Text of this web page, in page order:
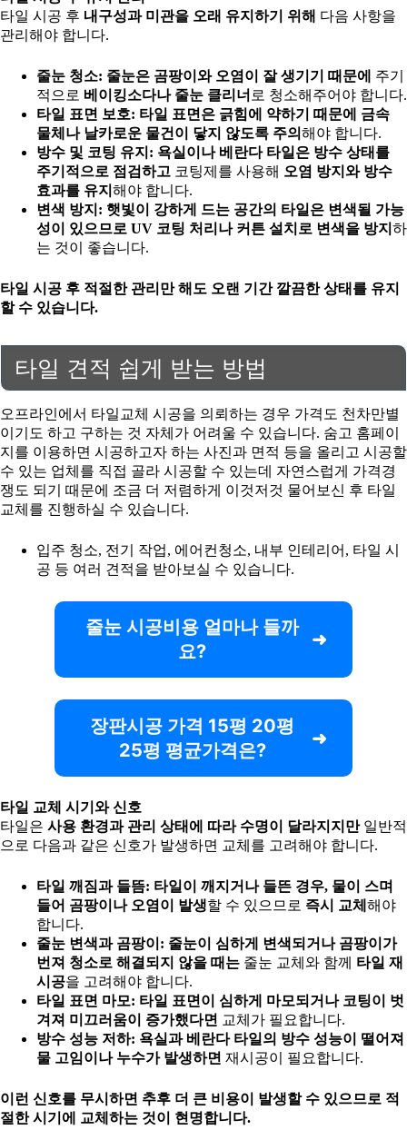
타일 시공 후 내구성과 미관을 오래 유지하기 위해 다음 사항을
관리해야 합니다.
줄눈 청소: 줄눈은 곰팡이와 오염이 잘 생기기 때문에
주기
적으로 베이킹소다나 줄눈 클리너 로 청소해주어야 합니다.
타일 표면 보호: 타일 표면은 긁힘에 약하기 때문에
금속
물체나 날카로운 물건이 닿지 않도록 주의 해야 합니다.
방수 및 코팅 유지: 욕실이나 베란다 타일은 방수 상태를
주기적으로 점검하고 코팅제를 사용해 오염 방지와 방수
효과를 유지 해야 합니다.
변색 방지: 햇빛이 강하게 드는 공간의 타일은 변색될 가능
성이 있으므로 UV 코팅 처리나 커튼 설치로 변색을 방지 하
는 것이 좋습니다.
타일 시공 후 적절한 관리만 해도 오랜 기간 깔끔한 상태를 유지
할 수 있습니다.
타일 견적 쉽게 받는 방법
오프라인에서 타일교체 시공을 의뢰하는 경우 가격도 천차만별
이기도 하고 구하는 것 자체가 어려울 수 있습니다. 숨고 홈페이
지를 이용하면 시공하고자 하는 사진과 면적 등을 올리고 시공할
수 있는 업체를 직접 골라 시공할 수 있는데 자연스럽게 가격경
쟁도 되기 때문에 조금 더 저렴하게 이것저것 물어보신 후 타일
교체를 진행하실 수 있습니다.
입주 청소, 전기 작업, 에어컨청소, 내부 인테리어, 타일 시
공 등 여러 견적을 받아보실 수 있습니다.
줄눈 시공비용 얼마나 들까
요?
장판시공 가격 15평 20평
25평 평균가격은?
타일 교체 시기와 신호
타일은 사용 환경과 관리 상태에 따라 수명이 달라지지만일반적
으로 다음과 같은 신호가 발생하면 교체를 고려해야 합니다.
타일 깨짐과 들뜸: 타일이 깨지거나 들뜬 경우, 물이 스며
들어 곰팡이나 오염이 발생할 수 있으므로 즉시 교체 해야
합니다.
줄눈 변색과 곰팡이: 줄눈이 심하게 변색되거나 곰팡이가
번져 청소로 해결되지 않을 때는 줄눈 교체와 함께 타일 재
시공을 고려해야 합니다.
타일 표면 마모: 타일 표면이 심하게 마모되거나 코팅이 벗
겨져 미끄러움이 증가했다면 교체가 필요합니다.
방수 성능 저하: 욕실과 베란다 타일의 방수 성능이 떨어져
물 고임이나 누수가 발생하면 재시공이 필요합니다.
이런 신호를 무시하면 추후 더 큰 비용이 발생할 수 있으므로 적
절한 시기에 교체하는 것이 현명합니다.